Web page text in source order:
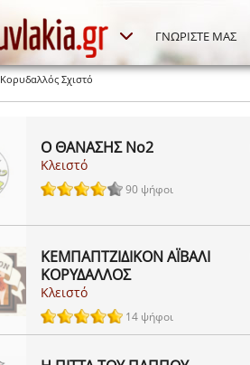
ΓΝΩΡΙΣΤΕ ΜΑΣ
Κορυδαλλός Σχιστό
Ο ΘΑΝΑΣΗΣ Νο2
Κλειστό
90 ψήφοι
ΚΕΜΠΑΠΤΖΙΔΙΚΟΝ ΑΪΒΑΛΙ
ΚΟΡΥΔΑΛΛΟΣ
Κλειστό
14 ψήφοι